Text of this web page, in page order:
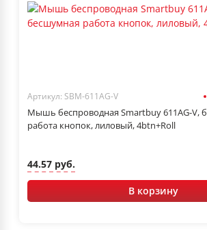
Артикул: SBM-611AG-V
Мышь беспроводная Smartbuy 611AG-V,
работа кнопок, лиловый, 4btn+Roll
44.57 руб.
В корзину